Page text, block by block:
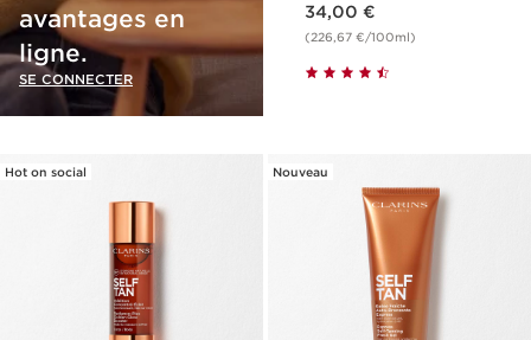
avantages en
ligne.
SE CONNECTER
34,00 €
(226,67 €/100ml)
Hot on social Nouveau